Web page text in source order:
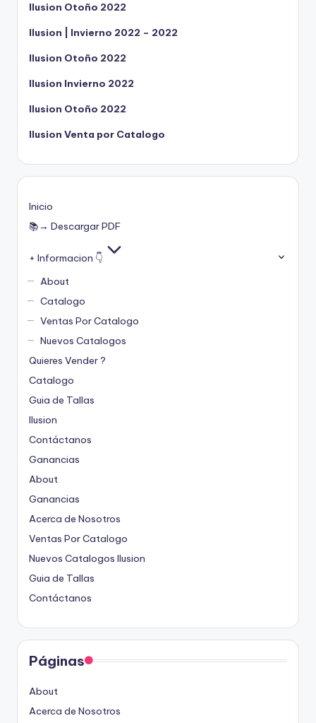
Ilusion Otoño 2022
Ilusion | Invierno 2022 – 2022
Ilusion Otoño 2022
Ilusion Invierno 2022
Ilusion Otoño 2022
Ilusion Venta por Catalogo
Inicio
📚→ Descargar PDF
+ Informacion 👇
About
Catalogo
Ventas Por Catalogo
Nuevos Catalogos
Quieres Vender ?
Catalogo
Guia de Tallas
Ilusion
Contáctanos
Ganancias
About
Ganancias
Acerca de Nosotros
Ventas Por Catalogo
Nuevos Catalogos Ilusion
Guia de Tallas
Contáctanos
Páginas
About
Acerca de Nosotros